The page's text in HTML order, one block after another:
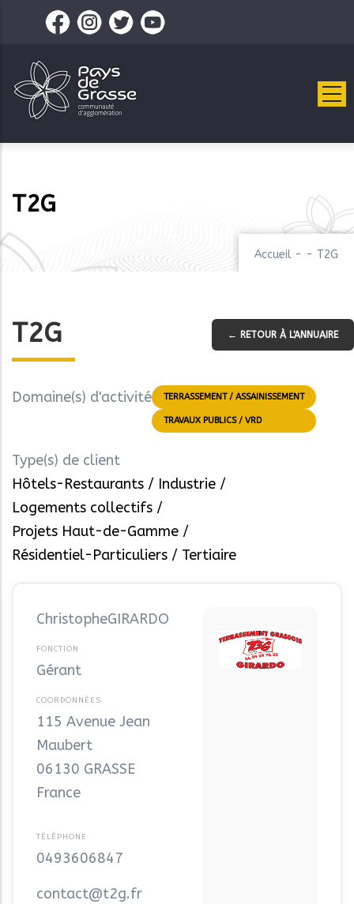
contenu
principal
T2G
Accueil - - T2G
T2G ← RETOUR À L'ANNUAIRE
Domaine(s) d'activité TERRASSEMENT / ASSAINISSEMENT
TRAVAUX PUBLICS / VRD
Type(s) de client
Hôtels-Restaurants
Industrie
Logements collectifs
Projets Haut-de-Gamme
Résidentiel-Particuliers
Tertiaire
ChristopheGIRARDO
Gérant
115 Avenue Jean
Maubert
06130 GRASSE
France
0493606847
contact@t2g.fr